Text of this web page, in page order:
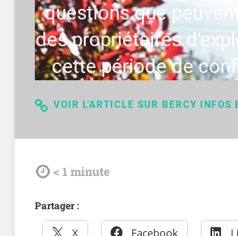
questions que
des propriétaires
cette période de
VOIR L'ARTICLE SUR BERCY INFOS
tdl < 1 minute
Partager :
X Facebook